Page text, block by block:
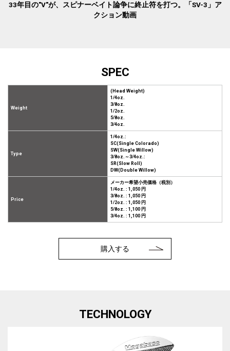
33年目の"V"が、スピナーベイト論争に終止符を打つ。「SV-3」ア
クション動画
SPEC
Weight
(Head Weight)
1/4oz.
3/8oz.
1/2oz.
5/8oz.
3/4oz.
Type
1/4oz.:
SC(Single Colorado)
SW(Single Willow)
3/8oz.～3/4oz.:
SR(Slow Roll)
DW(Double Willow)
Price
メーカー希望小売価格（税別）
1/4oz. : 1,050 円
3/8oz. : 1,050 円
1/2oz. : 1,050 円
5/8oz. : 1,100 円
3/4oz. : 1,100 円
購入する
TECHNOLOGY